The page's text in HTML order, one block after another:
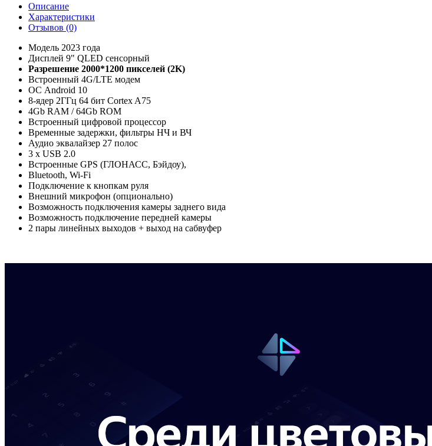
Описание
Характеристики
Отзывов (0)
Модель 2023 года
Дисплей 9" QLED сенсорный
Разрешение 2000*1200 пикселей (2K)
Встроенный 4G/LTE модем
ОС Android 10
8-ядер 2ГГц 64 бит Cortex A75
4Gb RAM / 64Gb ROM
Встроенный цифровой процессор
Временные задержки, фильтры НЧ и ВЧ
Аудио эквалайзер 27 полос
3 x USB 2.0
Встроенныe GPS (ГЛОНАСС, Бэйдоу),
Bluetooth, Wi-Fi
Подключение к кнопкам руля
Внешний микрофон (опционально)
Возможность подключения камеры заднего вида
Возможность подключение передней камеры
2 пары линейных выходов + выход на сабвуфер